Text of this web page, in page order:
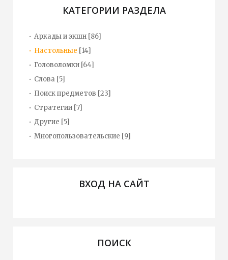
КАТЕГОРИИ РАЗДЕЛА
Аркады и экшн [86]
Настольные [14]
Головоломки [64]
Слова [5]
Поиск предметов [23]
Стратегии [7]
Другие [5]
Многопользовательские [9]
ВХОД НА САЙТ
ПОИСК